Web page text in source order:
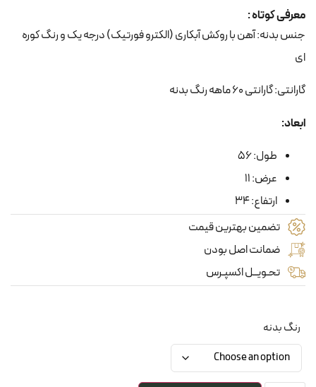
معرفی کوتاه :
جنس بدنه: آهن با روکش آبکاری (الکترو فورتیک) درجه یک و رنگ کوره
ای
گارانتی: گارانتی 60 ماهه رنگ بدنه
ابعاد:
طول: 56
عرض: 11
ارتفاع: 34
تضمین بهترین قیمت
ضمانت اصل بودن
تحـویــل اکسپـرس
رنگ بدنه